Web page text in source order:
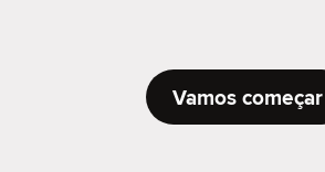
Vamos começar